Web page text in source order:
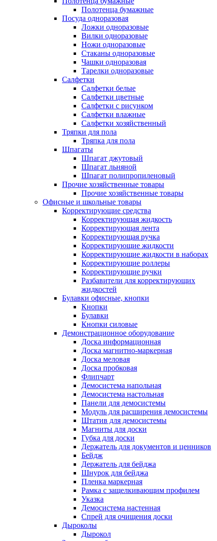
Полотенца бумажные
Посуда одноразовая
Ложки одноразовые
Вилки одноразовые
Ножи одноразовые
Стаканы одноразовые
Чашки одноразовая
Тарелки одноразовые
Салфетки
Салфетки белые
Салфетки цветные
Салфетки с рисунком
Салфетки влажные
Салфетки хозяйственный
Тряпки для пола
Тряпка для пола
Шпагаты
Шпагат джутовый
Шпагат льняной
Шпагат полипропиленовый
Прочие хозяйственные товары
Прочие хозяйственные товары
Офисные и школьные товары
Корректирующие средства
Корректирующая жидкость
Корректирующая лента
Корректирующая ручка
Корректирующие жидкости
Корректирующие жидкости в наборах
Корректирующие роллеры
Корректирующие ручки
Разбавители для корректирующих
жидкостей
Булавки офисные, кнопки
Кнопки
Булавки
Кнопки силовые
Демонстрационное оборудование
Доска информационная
Доска магнитно-маркерная
Доска меловая
Доска пробковая
Флипчарт
Демосистема напольная
Демосистема настольная
Панели для демосистемы
Модуль для расширения демосистемы
Штатив для демосистемы
Магниты для доски
Губка для доски
Держатель для документов и ценников
Бейдж
Держатель для бейджа
Шнурок для бейджа
Пленка маркерная
Рамка с защелкивающим профилем
Указка
Демосистема настенная
Спрей для очищения доски
Дыроколы
Дырокол